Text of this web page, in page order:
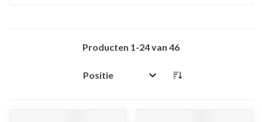
Producten 1-24van 46
Sorteer op: